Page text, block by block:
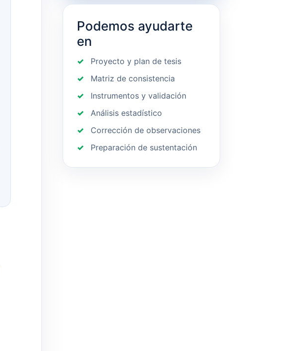
Podemos ayudarte
en
Proyecto y plan de tesis
Matriz de consistencia
Instrumentos y validación
Análisis estadístico
Corrección de observaciones
Preparación de sustentación